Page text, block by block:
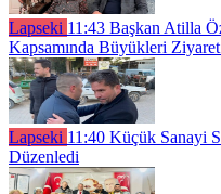
Lapseki 11:43 Başkan Atilla
Kapsamında Büyükleri
Lapseki 11:40 Küçük Sanayi
Düzenledi